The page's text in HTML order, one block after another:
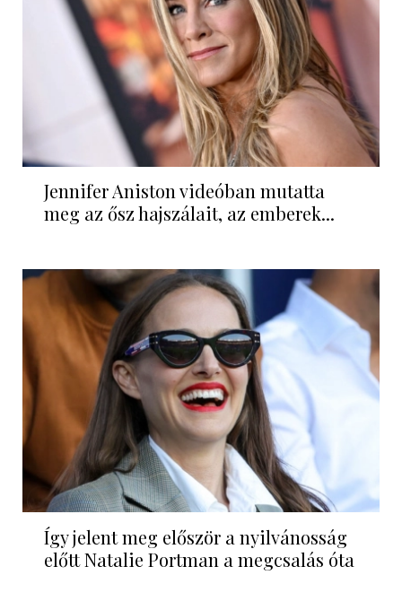
Jennifer Aniston videóban mutatta
meg az ősz hajszálait, az emberek...
Így jelent meg először a nyilvánosság
előtt Natalie Portman a megcsalás óta